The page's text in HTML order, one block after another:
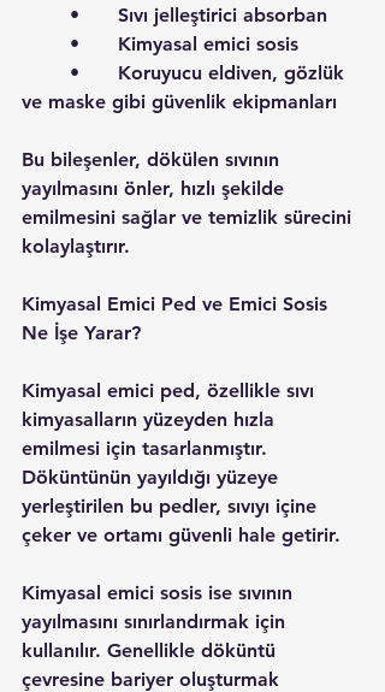
	•	Sıvı jelleştirici absorban
	•	Kimyasal emici sosis
ve maske gibi güvenlik ekipmanları
Bu bileşenler, dökülen sıvının
yayılmasını önler, hızlı şekilde
emilmesini sağlar ve temizlik sürecini
kolaylaştırır.
Kimyasal Emici Ped ve Emici Sosis
Ne İşe Yarar?
Kimyasal emici ped, özellikle sıvı
kimyasalların yüzeyden hızla
emilmesi için tasarlanmıştır.
Döküntünün yayıldığı yüzeye
yerleştirilen bu pedler, sıvıyı içine
çeker ve ortamı güvenli hale getirir.
Kimyasal emici sosis ise sıvının
yayılmasını sınırlandırmak için
kullanılır. Genellikle döküntü
çevresine bariyer oluşturmak